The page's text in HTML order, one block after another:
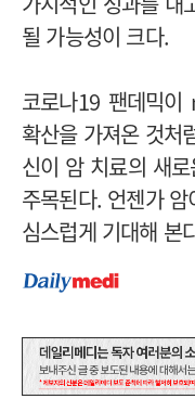
될 가능성이 크다.
코로나19 팬데믹
확산을 가져온 것처
신이 암 치료의 새
주목된다. 언젠가
심스럽게 기대해 본